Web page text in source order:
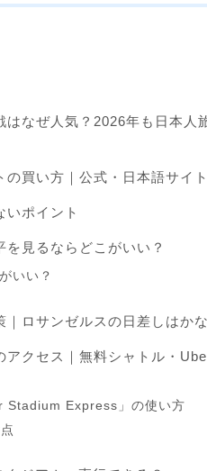
はなぜ人気？2026年も日本人
の買い方｜公式・日本語サイ
いポイント
見るならどこがいい？
いい？
｜ロサンゼルスの日差しはか
アクセス｜無料シャトル・
Stadium Express」の使い方